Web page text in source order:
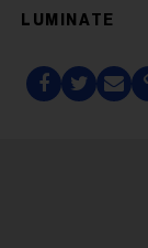
LUMINATE